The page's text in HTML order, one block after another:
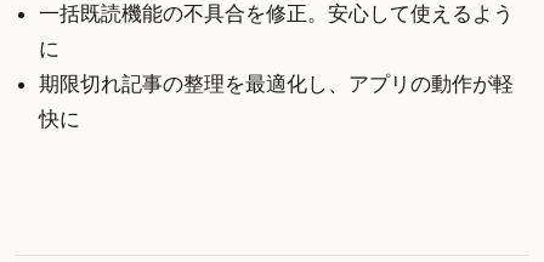
一括既読機能の不具合を修正。安心して使えるよう
に
期限切れ記事の整理を最適化し、アプリの動作が軽
快に